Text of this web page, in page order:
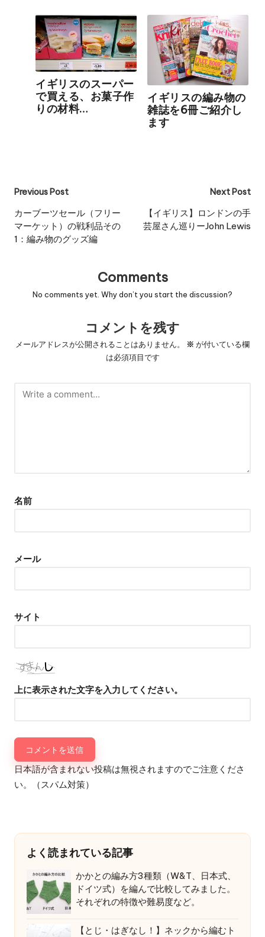
編
イギリスのスーパー
で買える、お菓子作
りの材料
イギリスの編み物の
雑誌を6冊ご紹介し
ます
Post
navigation
Previous Post
カーブーツセール（フリー
マーケット）の戦利品その
1：編み物のグッズ編
Next Post
【イギリス】ロンドンの手
芸屋さん巡りーJohn Lewis
Comments
No comments yet. Why don’t you start the discussion?
コメントを残す
メールアドレスが公開されることはありません。 ※ が付いている欄
は必須項目です
名前
メール
サイト
上に表示された文字を入力してください。
日本語が含まれない投稿は無視されますのでご注意くださ
い。（スパム対策）
よく読まれている記事
かかとの編み方3種類（W&T、日本式、
ドイツ式）を編んで比較してみました。
それぞれの特徴や難易度など。
【とじ・はぎなし！】ネックから編むト